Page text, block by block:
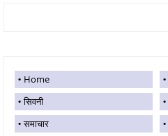
Home
सिवनी
समाचार